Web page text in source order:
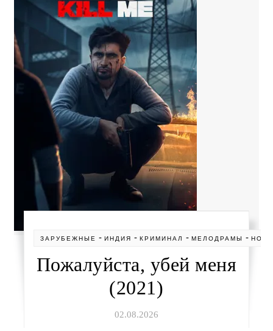
ЗАРУБЕЖНЫЕ -ИНДИЯ -КРИМИНАЛ -МЕЛОДРАМЫ -
Пожалуйста, убей меня
(2021)
02.08.2026